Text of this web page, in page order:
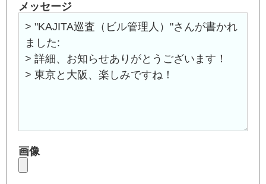
メッセージ
画像